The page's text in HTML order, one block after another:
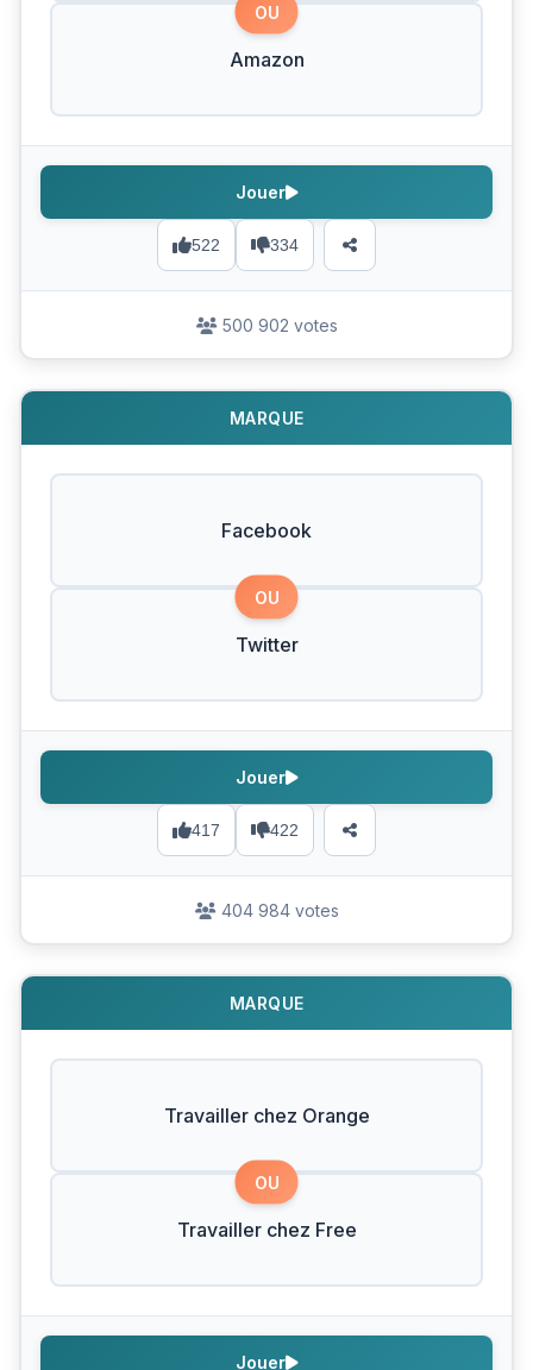
OU
Amazon
522 334
Jouer
500 902 votes
MARQUE
Facebook
OU
Twitter
417 422
Jouer
404 984 votes
MARQUE
Travailler chez Orange
OU
Travailler chez Free
Jouer